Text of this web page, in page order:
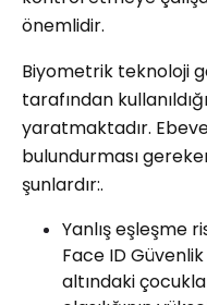
önemlidir.
Biyometrik teknoloji
tarafından
yaratmaktadır.
bulundurması
şunlardır:.
Yanlış eşleşme
Face ID Güvenlik
altındaki